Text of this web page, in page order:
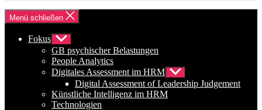
Menü schließen
Fokus Untermenü
anzeigen
GB psychischer Belastungen
People Analytics
Digitales Assessment im HRM Untermenü
anzeigen
Digital Assessment of Leadership Judgement
Künstliche Intelligenz im HRM
Technologien